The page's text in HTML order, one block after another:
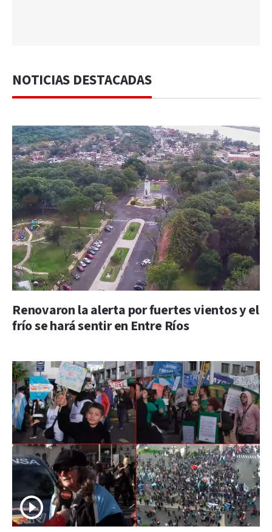
NOTICIAS DESTACADAS
Renovaron la alerta por fuertes vientos y el
frío se hará sentir en Entre Ríos